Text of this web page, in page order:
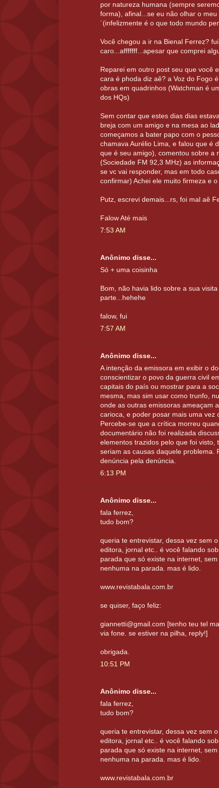
por natureza humana (sempre
forma), afinal...se eu não olhar o
´(infelizmente é o que todo mundo
Você chegou a ir na Bienal Ferrez?
caro...afffffff...apesar que comprei
Reparei em outro post seu que você
cara é phoda diz aê? a Voz do Fogo
obras em quadrinhos (Watchman é
dos HQs)
Sem contar que estes dias dias
breja com um amigo e na mesa ao
começamos a bater papo com o
chamava Aurélio Lima, e falou que é
que é seu amigo), comentou sobre a
(Sociedade FM 92,3 MHz) as
se vc vai responder, mas em todo
confirmar) Achei ele muito firmeza e
Putz, escrevi demais...rs, foi mal aê
Falow Até mais
7:53 AM
Anônimo disse...
Só + uma coisinha
Bom, não havia lido sobre a sua
parte...hehehe
falow, fui
7:57 AM
Anônimo disse...
A intenção da emissora em exibir o
conscientizar o povo da guerra civil
capitais do país ou mostrar para a
mesma, mas sim usar como trunfo,
onde as outras emissoras ameaçam
carioca, e poder posar mais uma vez
Percebe-se que a crítica morreu
documentário não foi realizada
elementos trazidos pelo que foi visto,
seriam as causas daquele problema.
denúncia pela denúncia.
6:13 PM
Anônimo disse...
fala ferrez,
tudo bom?
queria te entrevistar, dessa vez sem
editora, jornal etc.. é você falando
parada que só existe na internet,
nenhuma na parada. mas é lido.
www.revistabala.com.br
se quiser, faço feliz:
giannetti@gmail.com [tenho teu tel
via fone. se estiver na pilha, reply!]
obrigada.
10:51 PM
Anônimo disse...
fala ferrez,
tudo bom?
queria te entrevistar, dessa vez sem
editora, jornal etc.. é você falando
parada que só existe na internet,
nenhuma na parada. mas é lido.
www.revistabala.com.br